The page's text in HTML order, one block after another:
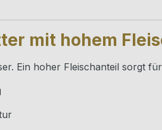
mit hohem
Ein hoher Fleischanteil sorgt